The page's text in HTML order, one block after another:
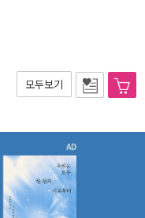
모두보기